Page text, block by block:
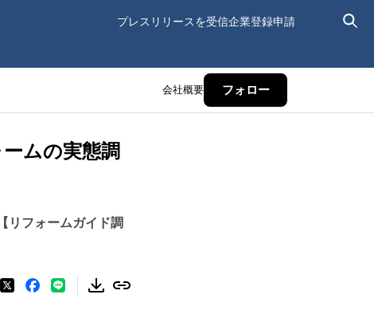
プレスリリースを受信企業登録申請
会社概要 フォロー
ムの実態調
リフォームガイド調